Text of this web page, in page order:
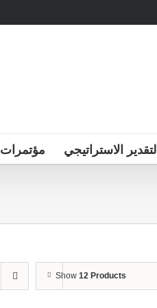
التقدير الاستراتيجي مؤتمرات
Show 12 Products